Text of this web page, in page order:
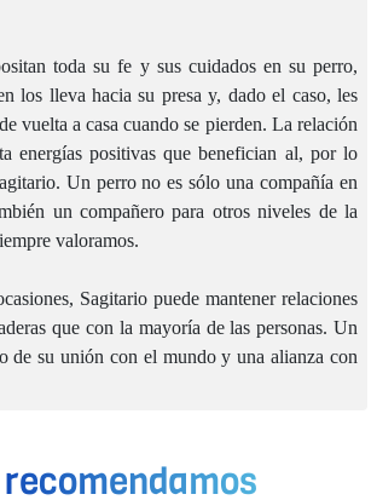
toda su fe y sus cuidados en su perro,
los lleva hacia su presa y, dado el caso, les
vuelta a casa cuando se pierden. La relación
energías positivas que benefician al, por lo
Un perro no es sólo una compañía en
un compañero para otros niveles de la
valoramos.
Sagitario puede mantener relaciones
que con la mayoría de las personas. Un
de su unión con el mundo y una alianza con